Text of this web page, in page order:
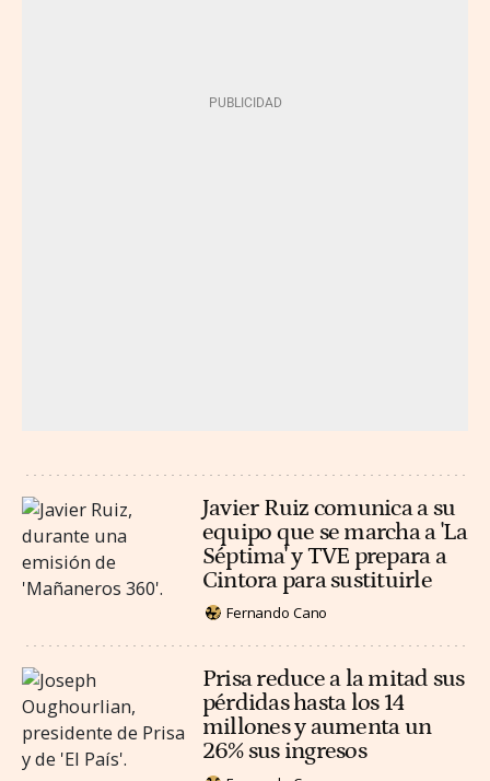
Javier Ruiz comunica a su
equipo que se marcha a 'La
Séptima' y TVE prepara a
Cintora para sustituirle
Fernando Cano
Prisa reduce a la mitad sus
pérdidas hasta los 14
millones y aumenta un
26% sus ingresos